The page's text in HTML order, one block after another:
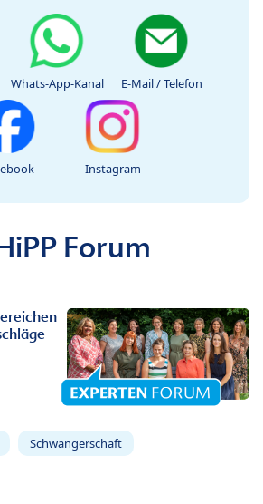
Whats-App-Kanal E-Mail / Telefon
Instagram
Forum
Schwangerschaft